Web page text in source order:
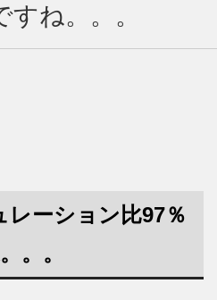
ね。。。
レーション比97％
。。